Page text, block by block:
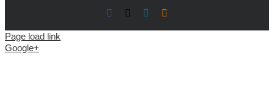
Facebook LinkedIn
Page load link
Google+